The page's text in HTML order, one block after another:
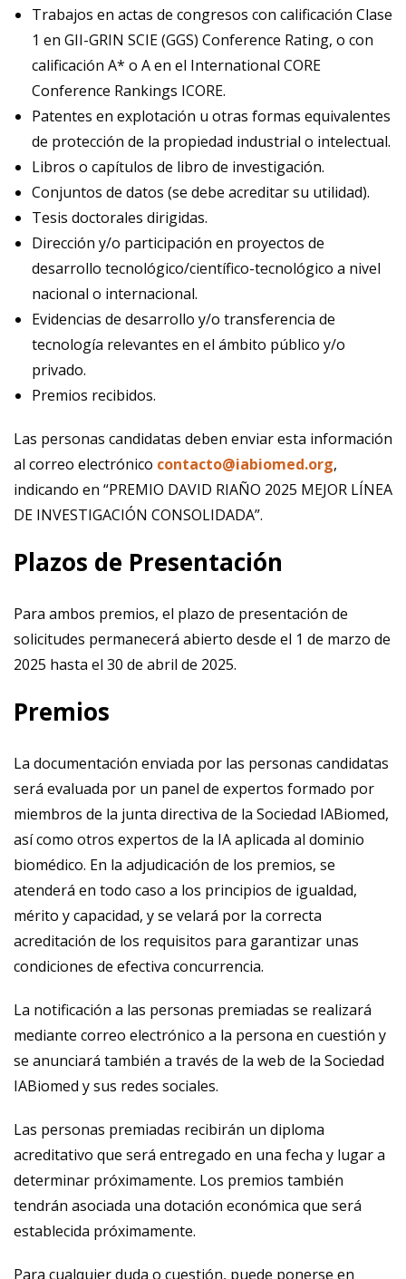
Trabajos en actas de congresos con calificación Clase
1 en GII-GRIN SCIE (GGS) Conference Rating, o con
calificación A* o A en el International CORE
Conference Rankings ICORE.
Patentes en explotación u otras formas equivalentes
de protección de la propiedad industrial o intelectual.
Libros o capítulos de libro de investigación.
Conjuntos de datos (se debe acreditar su utilidad).
Tesis doctorales dirigidas.
Dirección y/o participación en proyectos de
desarrollo tecnológico/científico-tecnológico a nivel
nacional o internacional.
Evidencias de desarrollo y/o transferencia de
tecnología relevantes en el ámbito público y/o
privado.
Premios recibidos.
Las personas candidatas deben enviar esta información
al correo electrónico contacto@iabiomed.org,
indicando en “PREMIO DAVID RIAÑO 2025 MEJOR LÍNEA
DE INVESTIGACIÓN CONSOLIDADA”.
Plazos de Presentación
Para ambos premios, el plazo de presentación de
solicitudes permanecerá abierto desde el 1 de marzo de
2025 hasta el 30 de abril de 2025.
Premios
La documentación enviada por las personas candidatas
será evaluada por un panel de expertos formado por
miembros de la junta directiva de la Sociedad IABiomed,
así como otros expertos de la IA aplicada al dominio
biomédico. En la adjudicación de los premios, se
atenderá en todo caso a los principios de igualdad,
mérito y capacidad, y se velará por la correcta
acreditación de los requisitos para garantizar unas
condiciones de efectiva concurrencia.
La notificación a las personas premiadas se realizará
mediante correo electrónico a la persona en cuestión y
se anunciará también a través de la web de la Sociedad
IABiomed y sus redes sociales.
Las personas premiadas recibirán un diploma
acreditativo que será entregado en una fecha y lugar a
determinar próximamente. Los premios también
tendrán asociada una dotación económica que será
establecida próximamente.
Para cualquier duda o cuestión, puede ponerse en